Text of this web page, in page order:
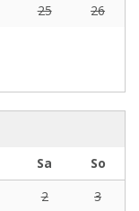
25
26
Sa
So
2
3